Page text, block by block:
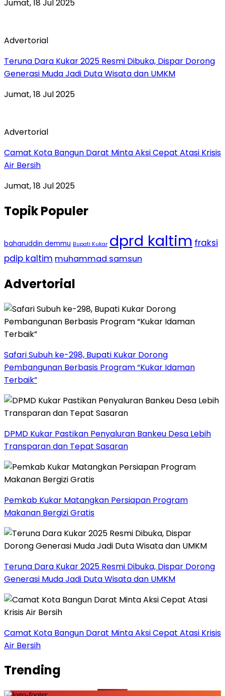
Jumat, 18 Jul 2025
Advertorial
Teruna Dara Kukar 2025 Resmi Dibuka, Dispar Dorong
Generasi Muda Jadi Duta Wisata dan UMKM
Jumat, 18 Jul 2025
Advertorial
Camat Kota Bangun Darat Minta Aksi Cepat Atasi Krisis
Air Bersih
Jumat, 18 Jul 2025
Topik Populer
baharuddin demmu Bupati Kukar dprd kaltim fraksi
pdip kaltim muhammad samsun
Advertorial
Safari Subuh ke-298, Bupati Kukar Dorong
Pembangunan Berbasis Program “Kukar Idaman
Terbaik”
DPMD Kukar Pastikan Penyaluran Bankeu Desa Lebih
Transparan dan Tepat Sasaran
Pemkab Kukar Matangkan Persiapan Program
Makanan Bergizi Gratis
Teruna Dara Kukar 2025 Resmi Dibuka, Dispar Dorong
Generasi Muda Jadi Duta Wisata dan UMKM
Camat Kota Bangun Darat Minta Aksi Cepat Atasi Krisis
Air Bersih
Trending